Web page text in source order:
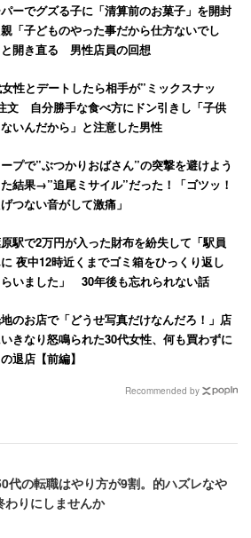
ーでグズる子に「清算前のお菓子」を開封
「子どものやった事だから仕方ないでし
と開き直る 男性店員の回想
性とデートしたら相手が”ミックスナッ
文 自分勝手な食べ方にドン引きし「子供
ないんだから」と注意した男性
プで”ぶつかりおばさん”の突撃を避けよう
結果→”追尾ミサイル”だった！「ゴツッ！
つない音がして激痛」
駅で2万円が入った財布を紛失して「駅員
夜中12時近くまでゴミ箱をひっくり返し
いました」 30年後も忘れられない話
のお店で「どうせ写真だけなんだろ！」店
きなり怒鳴られた30代女性、何も買わずに
退店【前編】
Recommended by
代の転職はやり方が9割。的ハズレなや
わりにしませんか